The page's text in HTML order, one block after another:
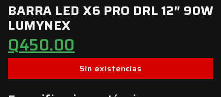
BARRA LED X6 PRO DRL 12″ 90W
LUMYNEX
Q450.00
Sin existencias